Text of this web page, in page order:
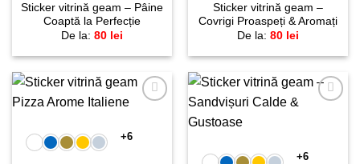
Sticker vitrină geam – Pâine
Coaptă la Perfecție
De la: 80 lei
Sticker vitrină geam –
Covrigi Proaspeți & Aromați
De la: 80 lei
favorite!
+6
+6